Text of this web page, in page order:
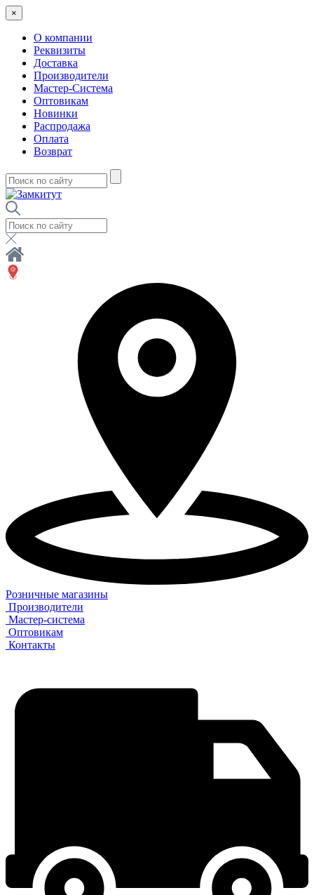
×
О компании
Реквизиты
Доставка
Производители
Мастер-Система
Оптовикам
Новинки
Распродажа
Оплата
Возврат
Розничные магазины
Производители
Мастер-система
Оптовикам
Контакты